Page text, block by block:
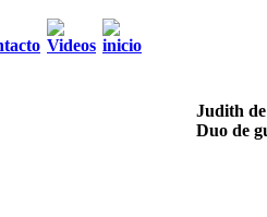
Judith
Duo de